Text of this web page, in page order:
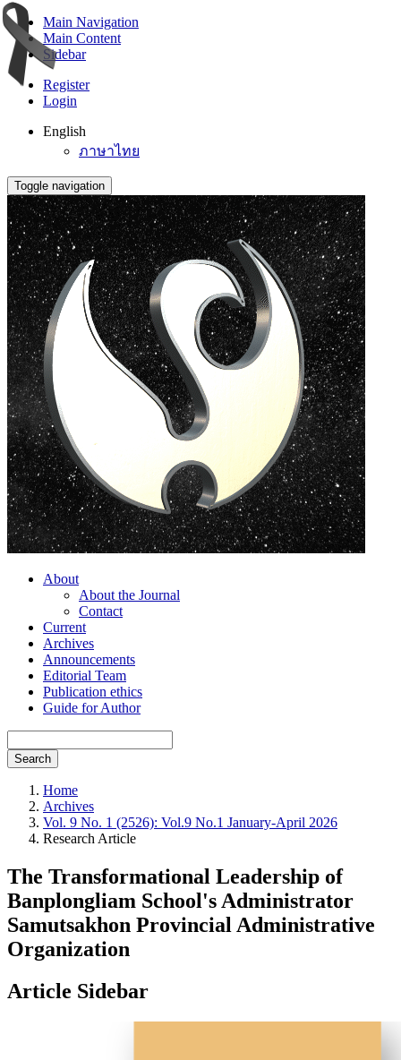
Main Navigation
Main Content
Sidebar
Register
Login
English
ภาษาไทย
Toggle navigation
About
About the Journal
Contact
Current
Archives
Announcements
Editorial Team
Publication ethics
Guide for Author
Search
Home
Archives
Vol. 9 No. 1 (2526): Vol.9 No.1 January-April 2026
Research Article
The Transformational Leadership of
Banplongliam School's Administrator
Samutsakhon Provincial Administrative
Organization
Article Sidebar